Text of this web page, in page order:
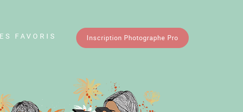
FAVORIS Inscription Photographe Pro